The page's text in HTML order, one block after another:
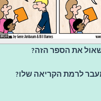
את הספר הזה?
לרמת הקריאה שלו?